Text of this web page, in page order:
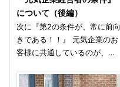
について（後編）
次に『第2の条件が、常に前向
きである！！』 元気企業のお
客様に共通しているのが、…